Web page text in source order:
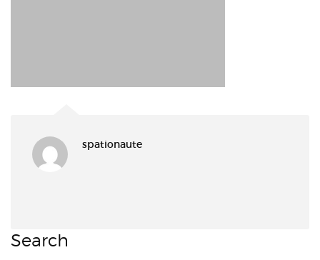
spationaute
Search